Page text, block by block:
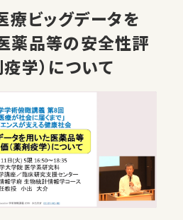
薬品等の安全性評
学）について